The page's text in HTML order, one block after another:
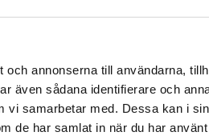
annonserna till användarna,
även sådana identifierare och
samarbetar med. Dessa kan i
de har samlat in när du har